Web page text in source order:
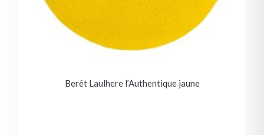
Berêt Laulhere l’Authentique jaune